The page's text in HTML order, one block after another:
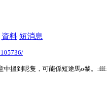
資料 短消息
中搵到呢隻，可能係短途馬o黎。:fff: